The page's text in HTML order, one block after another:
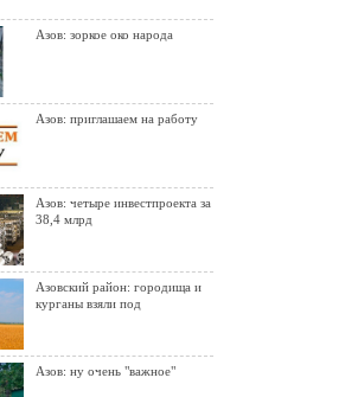
Азов: зоркое око народа
Азов: приглашаем на работу
Азов: четыре инвестпроекта за
38,4 млрд
Азовский район: городища и
курганы взяли под
Азов: ну очень "важное"